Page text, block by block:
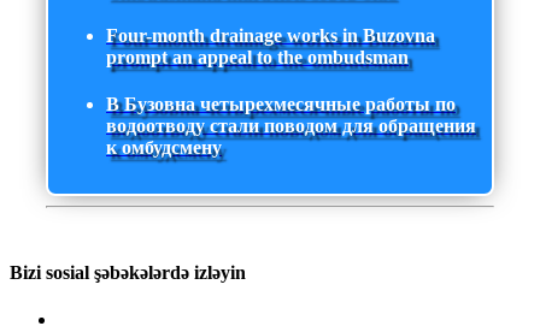
Four-month drainage works in Buzovna
prompt an appeal to the ombudsman
В Бузовна четырехмесячные работы по
водоотводу стали поводом для обращения
к омбудсмену
Bizi sosial şəbəkələrdə izləyin